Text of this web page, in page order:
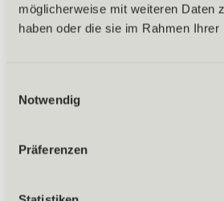
möglicherweise mit weiteren Daten
haben oder die sie im Rahmen
Notwendig
Präferenzen